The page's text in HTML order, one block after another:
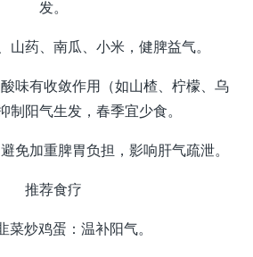
发。
山药、南瓜、小米，健脾益气。
味有收敛作用（如山楂、柠檬、乌
制阳气生发，春季宜少食。
免加重脾胃负担，影响肝气疏泄。
推荐食疗
炒鸡蛋：温补阳气。